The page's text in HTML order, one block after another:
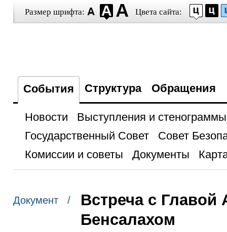
Размер шрифта: Цвета сайта:
События Структура Обращения
Новости
Выступления и стенограммы
Государственный Совет
Совет
Комиссии и советы
Документы
Документ /
Встреча с
Бенсалахом